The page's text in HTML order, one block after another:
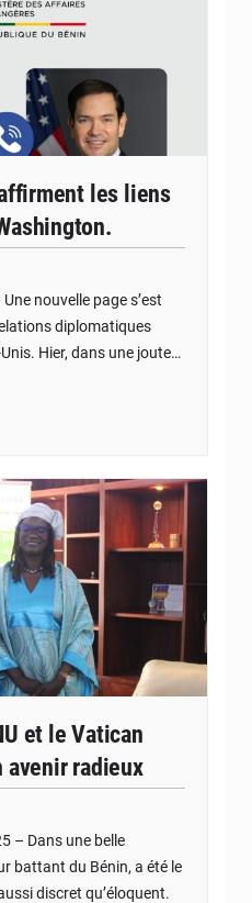
les liens
nouvelle page s’est
diplomatiques
Hier, dans une joute…
et le Vatican
avenir radieux
– Dans une belle
battant du Bénin, a été le
discret qu’éloquent.